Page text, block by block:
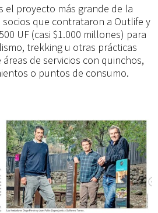
el proyecto más grande de la
socios que contrataron a Outlife y
UF (casi $1.000 millones) para
trekking u otras prácticas
de servicios con quinchos,
o puntos de consumo.